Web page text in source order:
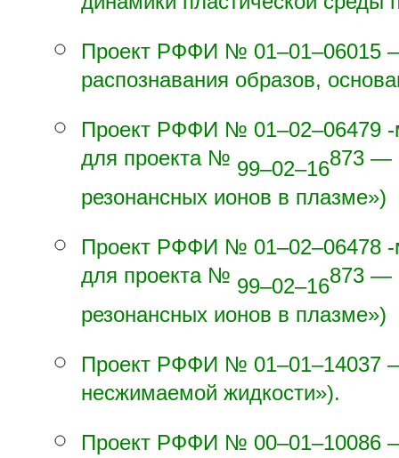
динамики пластической
Проект РФФИ № 01–01–06015
распознавания образов,
Проект РФФИ № 01–02–06479
для проекта № 99–02–16873 —
резонансных ионов в плазме»)
Проект РФФИ № 01–02–06478
для проекта № 99–02–16873 —
резонансных ионов в плазме»)
Проект РФФИ № 01–01–14037
несжимаемой жидкости»).
Проект РФФИ № 00–01–10086